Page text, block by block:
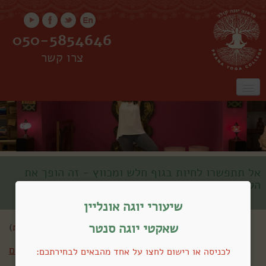
ראשי אודות
שיעורים
שיעורים אונליין
קורס מורים
050-5854646
צרו קשר
אל תתפשרו לחיות בגוף חלש ומכווץ - זה הופך את
הקיום לבלתי נסבל
שיעורי יוגה אונליין
שאקטי יוגה סנטר
לכניסה או רישום לחצו על אחד מהבאים לבחירתכם:
שלום אורח ( התחברות)
חזרה לכל השיעורים